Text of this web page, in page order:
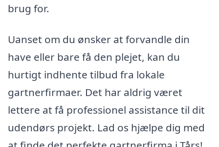
brug for.
Uanset om du ønsker at forvandle din
have eller bare få den plejet, kan du
hurtigt indhente tilbud fra lokale
gartnerfirmaer. Det har aldrig været
lettere at få professionel assistance til dit
udendørs projekt. Lad os hjælpe dig med